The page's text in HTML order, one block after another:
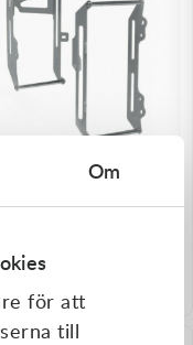
Om
för att
till
ditt fordon
m.fl.
kr